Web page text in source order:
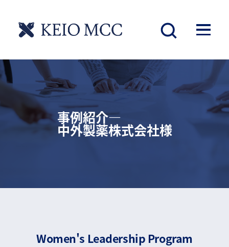
事例紹介―
中外製薬株式会社様
Women's Leadership Program